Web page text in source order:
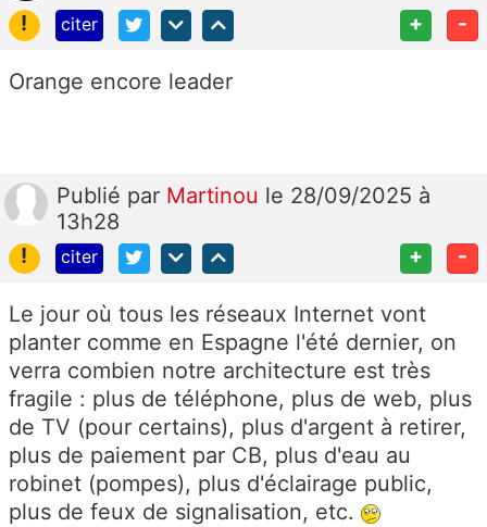
!
citer + -
Orange encore leader
Publié par Martinou le 28/09/2025 à
13h28
!
citer + -
Le jour où tous les réseaux Internet vont
planter comme en Espagne l'été dernier, on
verra combien notre architecture est très
fragile : plus de téléphone, plus de web, plus
de TV (pour certains), plus d'argent à retirer,
plus de paiement par CB, plus d'eau au
robinet (pompes), plus d'éclairage public,
plus de feux de signalisation, etc.